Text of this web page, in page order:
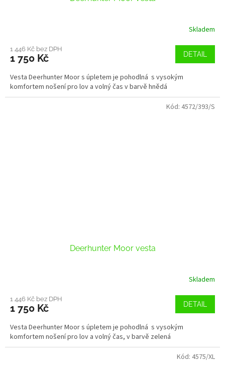
Skladem
1 446 Kč bez DPH
1 750 Kč DETAIL
Vesta Deerhunter Moor s úpletem je pohodlná s vysokým
komfortem nošení pro lov a volný čas v barvě hnědá
Deerhunter Moor vesta
Skladem
1 446 Kč bez DPH
1 750 Kč DETAIL
Vesta Deerhunter Moor s úpletem je pohodlná s vysokým
komfortem nošení pro lov a volný čas, v barvě zelená
Kód: 4572/393/S
Kód: 4575/XL